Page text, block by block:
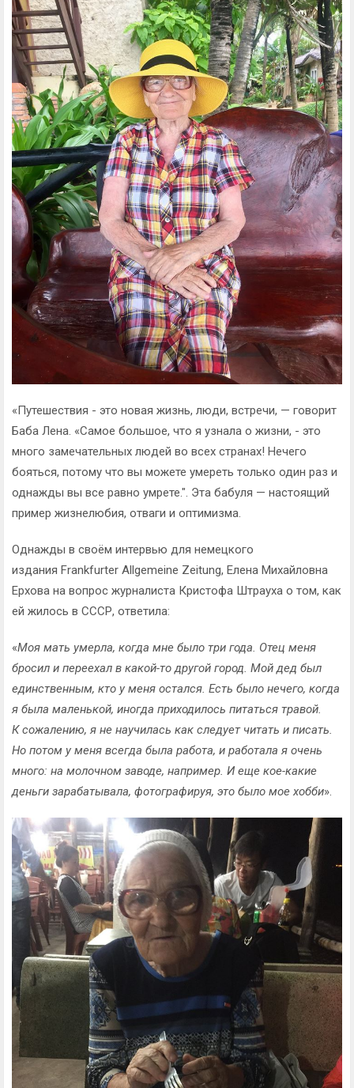
«Путешествия - это новая жизнь, люди, встречи, — говорит
Баба Лена. «Самое большое, что я узнала о жизни, - это
много замечательных людей во всех странах! Нечего
бояться, потому что вы можете умереть только один раз и
однажды вы все равно умрете.". Эта бабуля — настоящий
пример жизнелюбия, отваги и оптимизма.
Однажды в своём интервью для немецкого
издания Frankfurter Allgemeine Zeitung, Елена Михайловна
Ерхова на вопрос журналиста Кристофа Штрауха о том, как
ей жилось в СССР, ответила:
«Моя мать умерла, когда мне было три года. Отец меня
бросил и переехал в какой-то другой город. Мой дед был
единственным, кто у меня остался. Есть было нечего, когда
я была маленькой, иногда приходилось питаться травой.
К сожалению, я не научилась как следует читать и писать.
Но потом у меня всегда была работа, и работала я очень
много: на молочном заводе, например. И еще кое-какие
деньги зарабатывала, фотографируя, это было мое хобби».